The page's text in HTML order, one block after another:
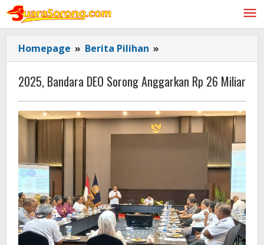
Lewati
konten
Homepage » Berita Pilihan »
Bandara
DEO
Sorong
Anggarkan
Rp
26
2025, Bandara DEO Sorong Anggarkan Rp 26 Miliar